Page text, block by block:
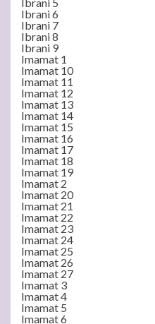
Ibrani 6
Ibrani 7
Ibrani 8
Ibrani 9
Imamat 1
Imamat 10
Imamat 11
Imamat 12
Imamat 13
Imamat 14
Imamat 15
Imamat 16
Imamat 17
Imamat 18
Imamat 19
Imamat 2
Imamat 20
Imamat 21
Imamat 22
Imamat 23
Imamat 24
Imamat 25
Imamat 26
Imamat 27
Imamat 3
Imamat 4
Imamat 5
Imamat 6